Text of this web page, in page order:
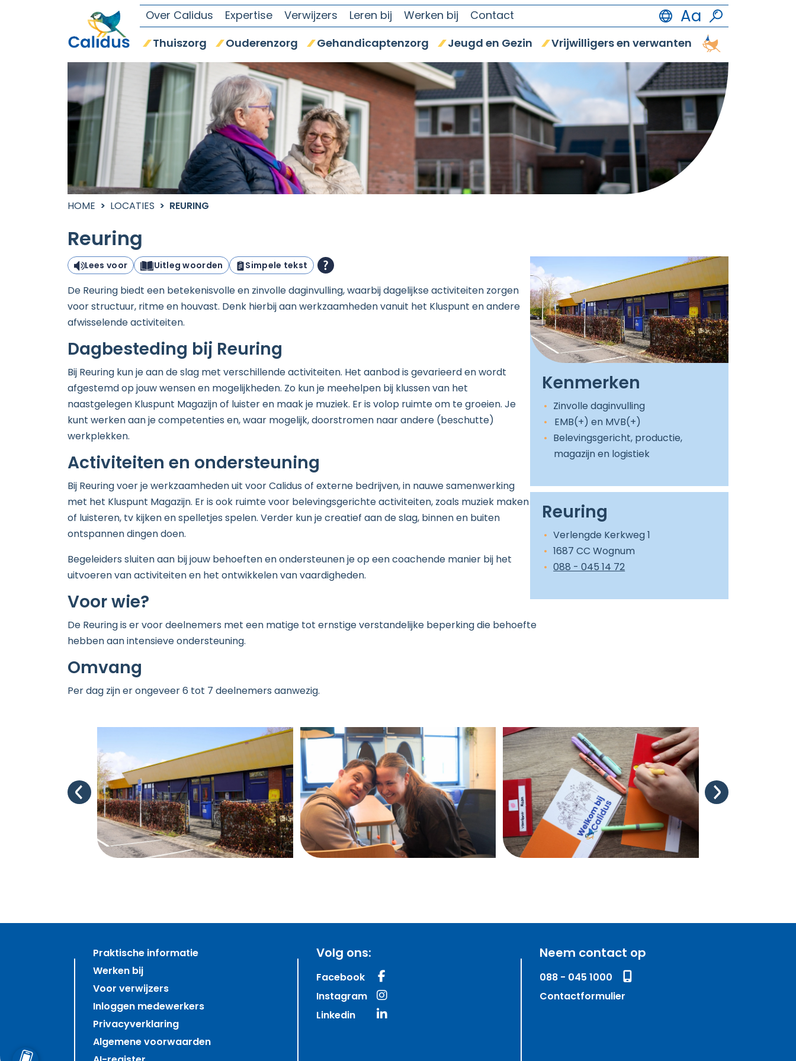
Over Calidus Expertise Verwijzers Leren bij Werken bij Contact
Thuiszorg Ouderenzorg Gehandicaptenzorg Jeugd en Gezin
Vrijwilligers en verwanten
HOME LOCATIES REURING
Reuring
Kenmerken
Zinvolle daginvulling
EMB(+) en MVB(+)
Belevingsgericht, productie,
magazijn en logistiek
Reuring
Verlengde Kerkweg 1
1687 CC Wognum
088 - 045 14 72
Lees voor Uitleg woorden Simpele tekst
De Reuring biedt een betekenisvolle en zinvolle daginvulling, waarbij dagelijkse activiteiten zorgen
voor structuur, ritme en houvast. Denk hierbij aan werkzaamheden vanuit het Kluspunt en andere
afwisselende activiteiten.
Dagbesteding bij Reuring
Bij Reuring kun je aan de slag met verschillende activiteiten. Het aanbod is gevarieerd en wordt
afgestemd op jouw wensen en mogelijkheden. Zo kun je meehelpen bij klussen van het
naastgelegen Kluspunt Magazijn of luister en maak je muziek. Er is volop ruimte om te groeien. Je
kunt werken aan je competenties en, waar mogelijk, doorstromen naar andere (beschutte)
werkplekken.
Activiteiten en ondersteuning
Bij Reuring voer je werkzaamheden uit voor Calidus of externe bedrijven, in nauwe samenwerking
met het Kluspunt Magazijn. Er is ook ruimte voor belevingsgerichte activiteiten, zoals muziek maken
of luisteren, tv kijken en spelletjes spelen. Verder kun je creatief aan de slag, binnen en buiten
ontspannen dingen doen.
Begeleiders sluiten aan bij jouw behoeften en ondersteunen je op een coachende manier bij het
uitvoeren van activiteiten en het ontwikkelen van vaardigheden.
Voor wie?
De Reuring is er voor deelnemers met een matige tot ernstige verstandelijke beperking die behoefte
hebben aan intensieve ondersteuning.
Omvang
Per dag zijn er ongeveer 6 tot 7 deelnemers aanwezig.
Vorige Volgende
Praktische informatie
Werken bij
Voor verwijzers
Inloggen medewerkers
Privacyverklaring
Algemene voorwaarden
Volg ons:
Facebook
Instagram
Linkedin
Neem contact op
088 - 045 1000
Contactformulier